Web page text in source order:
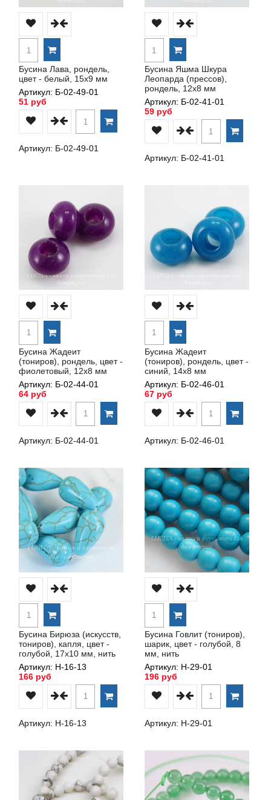
Бусина Лава, рондель,
цвет - белый, 15х9 мм
Артикул: Б-02-49-01
51 руб
Артикул: Б-02-49-01
Бусина Яшма Шкура
Леопарда (прессов),
рондель, 12х8 мм
Артикул: Б-02-41-01
59 руб
Артикул: Б-02-41-01
Бусина Жадеит
(тониров), рондель, цвет -
фиолетовый, 12х8 мм
Артикул: Б-02-44-01
64 руб
Артикул: Б-02-44-01
Бусина Жадеит
(тониров), рондель, цвет -
синий, 14х8 мм
Артикул: Б-02-46-01
67 руб
Артикул: Б-02-46-01
Бусина Бирюза (искусств,
тониров), капля, цвет -
голубой, 17х10 мм, нить
Артикул: Н-16-13
166 руб
Артикул: Н-16-13
Бусина Говлит (тониров),
шарик, цвет - голубой, 8
мм, нить
Артикул: Н-29-01
196 руб
Артикул: Н-29-01